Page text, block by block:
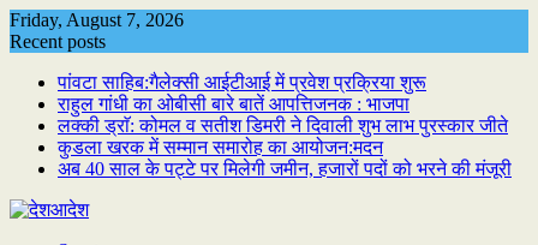
Skip
to
Friday, August 7, 2026
Recent posts
पांवटा साहिब:गैलेक्सी आईटीआई में प्रवेश प्रक्रिया शुरू
राहुल गांधी का ओबीसी बारे बातें आपत्तिजनक : भाजपा
लक्की ड्राॅ: कोमल व सतीश डिमरी ने दिवाली शुभ लाभ पुरस्कार जीते
कुडला खरक में सम्मान समारोह का आयोजन:मदन
अब 40 साल के पट्टे पर मिलेगी जमीन, हजारों पदों को भरने की मंजूरी